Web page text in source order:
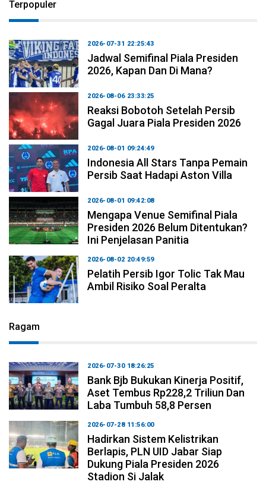
Terpopuler
2026-07-31 22:25:43
Jadwal Semifinal Piala Presiden
2026, Kapan Dan Di Mana?
2026-08-06 23:33:25
Reaksi Bobotoh Setelah Persib
Gagal Juara Piala Presiden 2026
2026-08-01 09:24:49
Indonesia All Stars Tanpa Pemain
Persib Saat Hadapi Aston Villa
2026-08-01 09:42:08
Mengapa Venue Semifinal Piala
Presiden 2026 Belum Ditentukan?
Ini Penjelasan Panitia
2026-08-02 20:49:59
Pelatih Persib Igor Tolic Tak Mau
Ambil Risiko Soal Peralta
Ragam
2026-07-30 18:26:25
Bank Bjb Bukukan Kinerja Positif,
Aset Tembus Rp228,2 Triliun Dan
Laba Tumbuh 58,8 Persen
2026-07-28 11:56:00
Hadirkan Sistem Kelistrikan
Berlapis, PLN UID Jabar Siap
Dukung Piala Presiden 2026
Stadion Si Jalak